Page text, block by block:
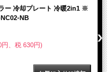
ー 冷却プレート 冷暖2in1 ※
NB
、税 630円)